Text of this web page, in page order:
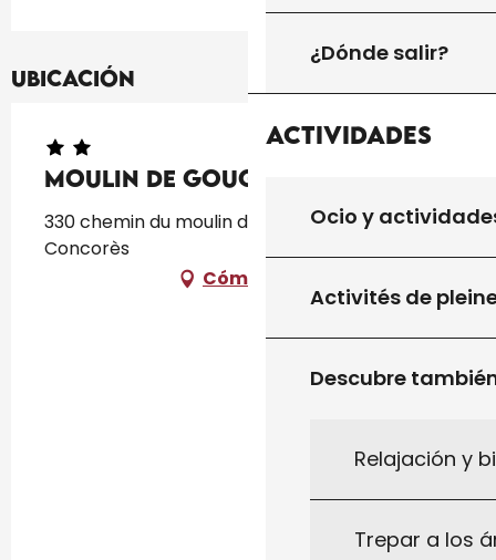
¿Dónde salir?
Actividades
Ocio y
Activités de
Descubre
Relajación y
Trepar a los
Ubicación
Moulin de Gougnet
330 chemin du moulin de Gougnet, 46310
Concorès
Cómo llegar